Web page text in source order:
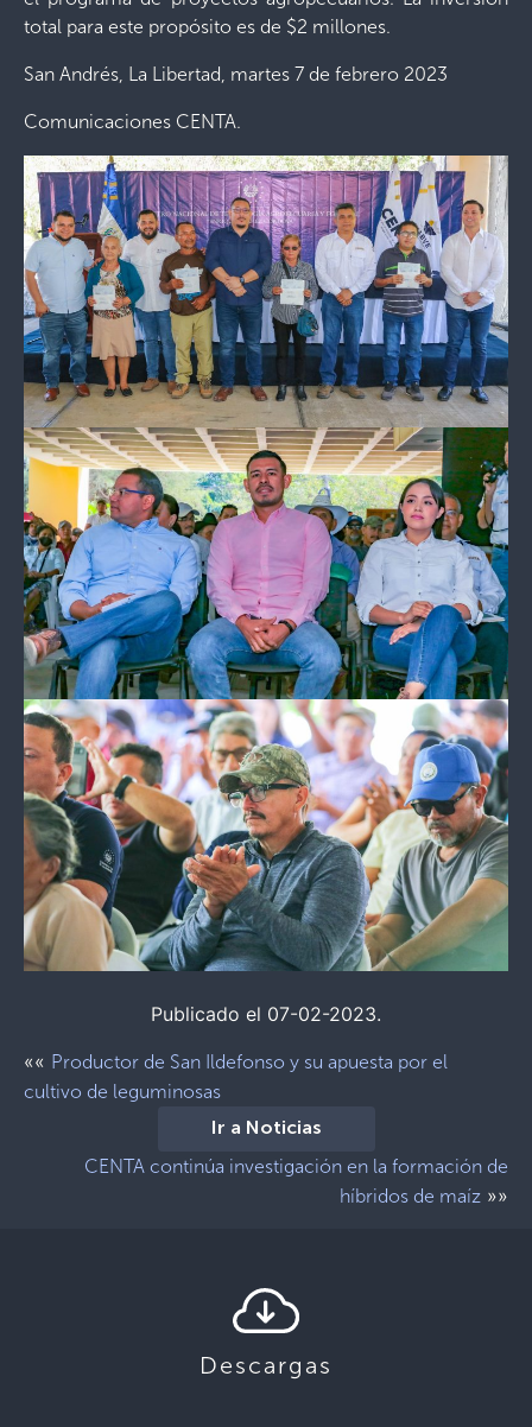
total para este propósito es de $2 millones.
San Andrés, La Libertad, martes 7 de febrero 2023
Comunicaciones CENTA.
Publicado el 07-02-2023.
«« Productor de San Ildefonso y su apuesta por el
cultivo de leguminosas
Ir a Noticias
CENTA continúa investigación en la formación de
híbridos de maíz »»
Descargas